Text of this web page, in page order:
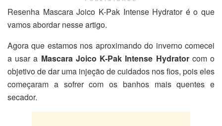
Resenha Mascara Joico K-Pak Intense Hydrator é o que
vamos abordar nesse artigo.
Agora que estamos nos aproximando do inverno comecei
a usar a Mascara Joico K-Pak Intense Hydratorcom o
objetivo de dar uma injeção de cuidados nos fios, pois eles
começaram a sofrer com os banhos mais quentes e
secador.